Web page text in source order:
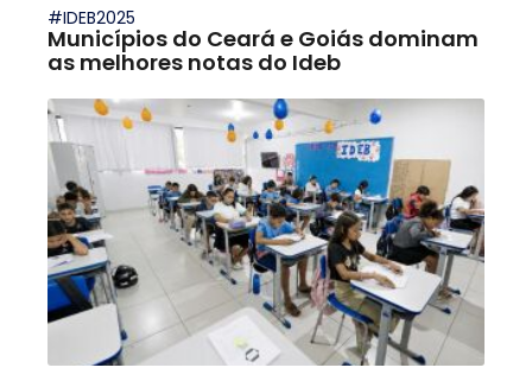
#IDEB2025
Municípios do Ceará e Goiás dominam
as melhores notas do Ideb